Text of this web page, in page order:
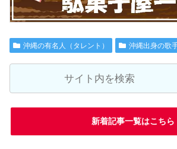
沖縄の有名人（タレント） 沖縄出身の歌
新着記事一覧はこちら